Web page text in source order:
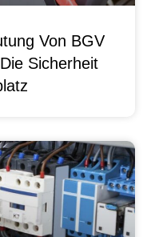
Von BGV
Sicherheit